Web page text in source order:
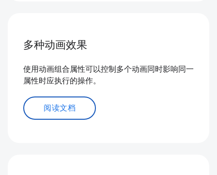
多种动画效果
使用动画组合属性可以控制多个动画同时影响同一
属性时应执行的操作。
阅读文档